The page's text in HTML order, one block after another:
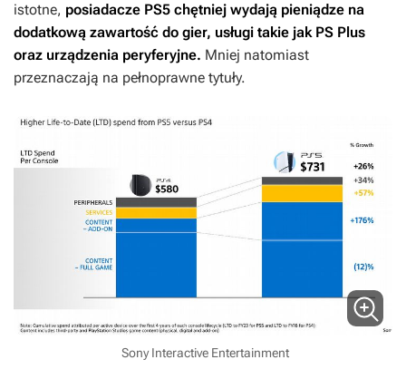
istotne, posiadacze PS5 chętniej wydają pieniądze na
dodatkową zawartość do gier, usługi takie jak PS Plus
oraz urządzenia peryferyjne. Mniej natomiast
przeznaczają na pełnoprawne tytuły.
Sony Interactive Entertainment